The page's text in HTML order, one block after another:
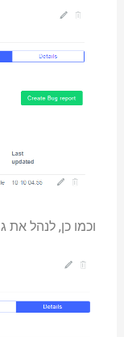
וכמו כן, לנהל את